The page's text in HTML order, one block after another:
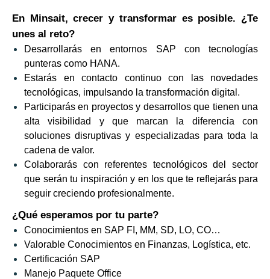
En Minsait, crecer y transformar es posible. ¿Te
unes al reto?
Desarrollarás en entornos SAP con tecnologías
punteras como HANA.
Estarás en contacto continuo con las novedades
tecnológicas, impulsando la transformación digital.
Participarás en proyectos y desarrollos que tienen una
alta visibilidad y que marcan la diferencia con
soluciones disruptivas y especializadas para toda la
cadena de valor.
Colaborarás con referentes tecnológicos del sector
que serán tu inspiración y en los que te reflejarás para
seguir creciendo profesionalmente.
¿Qué esperamos por tu parte?
Conocimientos en SAP FI, MM, SD, LO, CO…
Valorable Conocimientos en Finanzas, Logística, etc.
Certificación SAP
Manejo Paquete Office